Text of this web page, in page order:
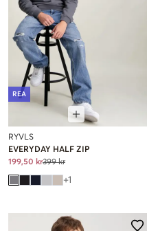
REA
RYVLS
EVERYDAY HALF ZIP
199,50 kr399 kr
+1